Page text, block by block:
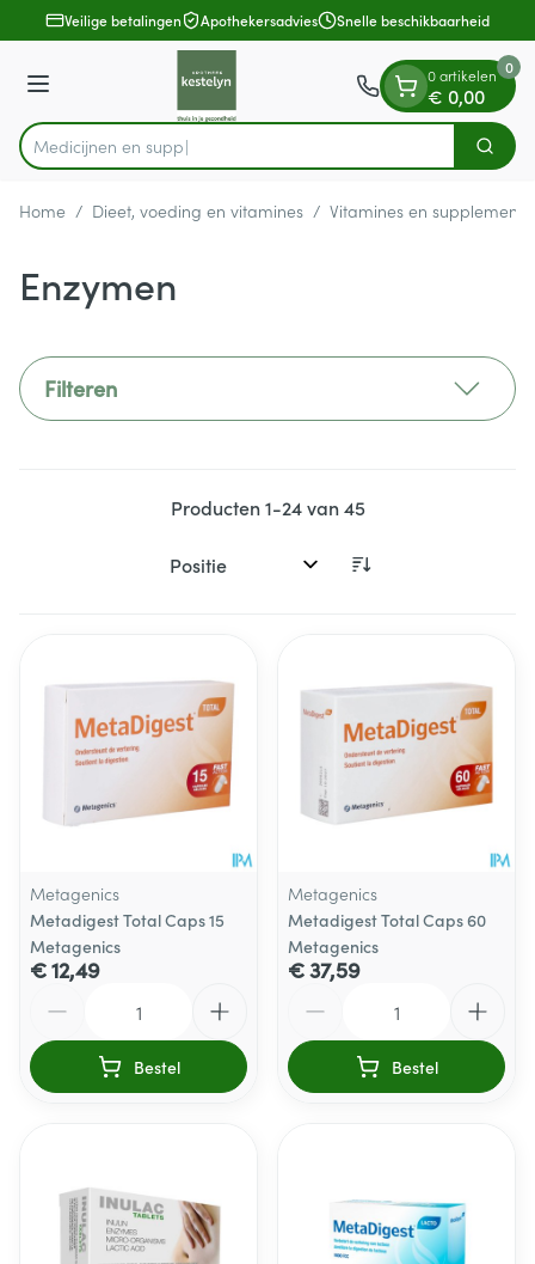
Ga naar de inhoud
1 van 1Veilige betalingen Apothekersadvies Snelle beschikbaarheid
Menu
Product, merk, categorie... Zoek
0 artikelen
€ 0,00
0
Home / Dieet, voeding en vitamines / Vitamines en
Enzymen
Filteren
Producten1-24van45
Sorteer op:
Metagenics
Metadigest Total Caps 15
Metagenics
€ 12,49
Bestel
Metagenics
Metadigest Total Caps 60
Metagenics
€ 37,59
Bestel